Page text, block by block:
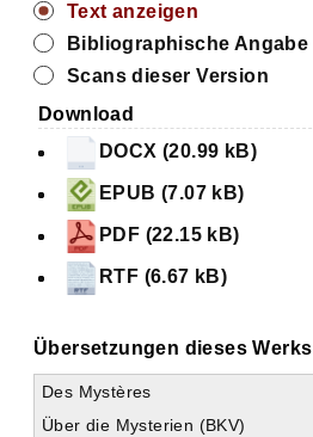
Text anzeigen
Bibliographische Angabe
Scans dieser Version
Download
DOCX (20.99 kB)
EPUB (7.07 kB)
PDF (22.15 kB)
RTF (6.67 kB)
Übersetzungen dieses Werks
Des Mystères
Über die Mysterien (BKV)